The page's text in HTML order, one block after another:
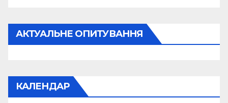
АКТУАЛЬНЕ ОПИТУВАННЯ
КАЛЕНДАР